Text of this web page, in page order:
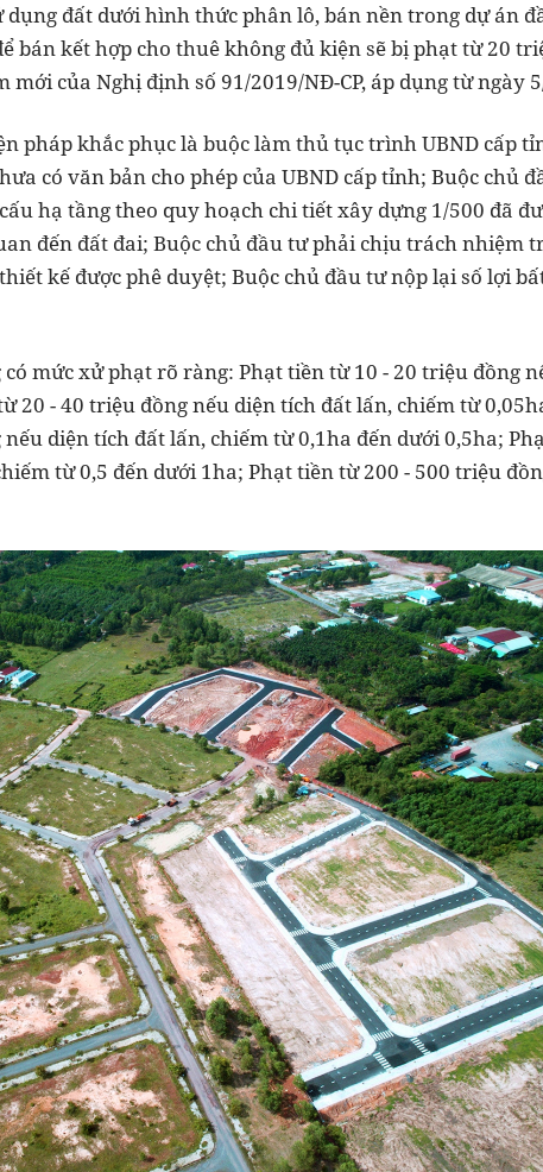
đất dưới hình thức phân lô, bán nền trong dự án
bán kết hợp cho thuê không đủ kiện sẽ bị phạt từ 20
của Nghị định số 91/2019/NĐ-CP, áp dụng từ ngày
pháp khắc phục là buộc làm thủ tục trình UBND cấp
có văn bản cho phép của UBND cấp tỉnh; Buộc chủ
hạ tầng theo quy hoạch chi tiết xây dựng 1/500 đã
đến đất đai; Buộc chủ đầu tư phải chịu trách nhiệm
kế được phê duyệt; Buộc chủ đầu tư nộp lại số lợi
mức xử phạt rõ ràng: Phạt tiền từ 10 - 20 triệu đồng
20 - 40 triệu đồng nếu diện tích đất lấn, chiếm từ
diện tích đất lấn, chiếm từ 0,1ha đến dưới 0,5ha;
từ 0,5 đến dưới 1ha; Phạt tiền từ 200 - 500 triệu